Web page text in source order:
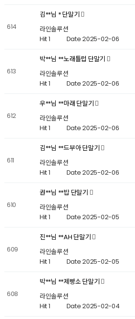
614
김**님 * 단말기
라인솔루션
Hit 1 Date 2025-02-06
613
박**님 **노래틀럽 단말기
라인솔루션
Hit 1 Date 2025-02-06
612
우**님 **마래 단말기
라인솔루션
Hit 1 Date 2025-02-06
611
김**님 **드부아 단말기
라인솔루션
Hit 1 Date 2025-02-06
610
권**님 **밥 단말기
라인솔루션
Hit 1 Date 2025-02-05
609
진**님 **AH 단말기
라인솔루션
Hit 1 Date 2025-02-05
608
박**님 **제빵소 단말기
라인솔루션
Hit 1 Date 2025-02-04